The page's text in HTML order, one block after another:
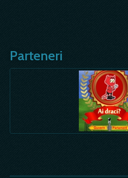
Parteneri